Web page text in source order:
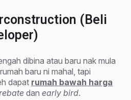
(Beli
dibina atau baru nak mula
baru ni mahal, tapi
dapat rumah bawah harga
dan early bird.